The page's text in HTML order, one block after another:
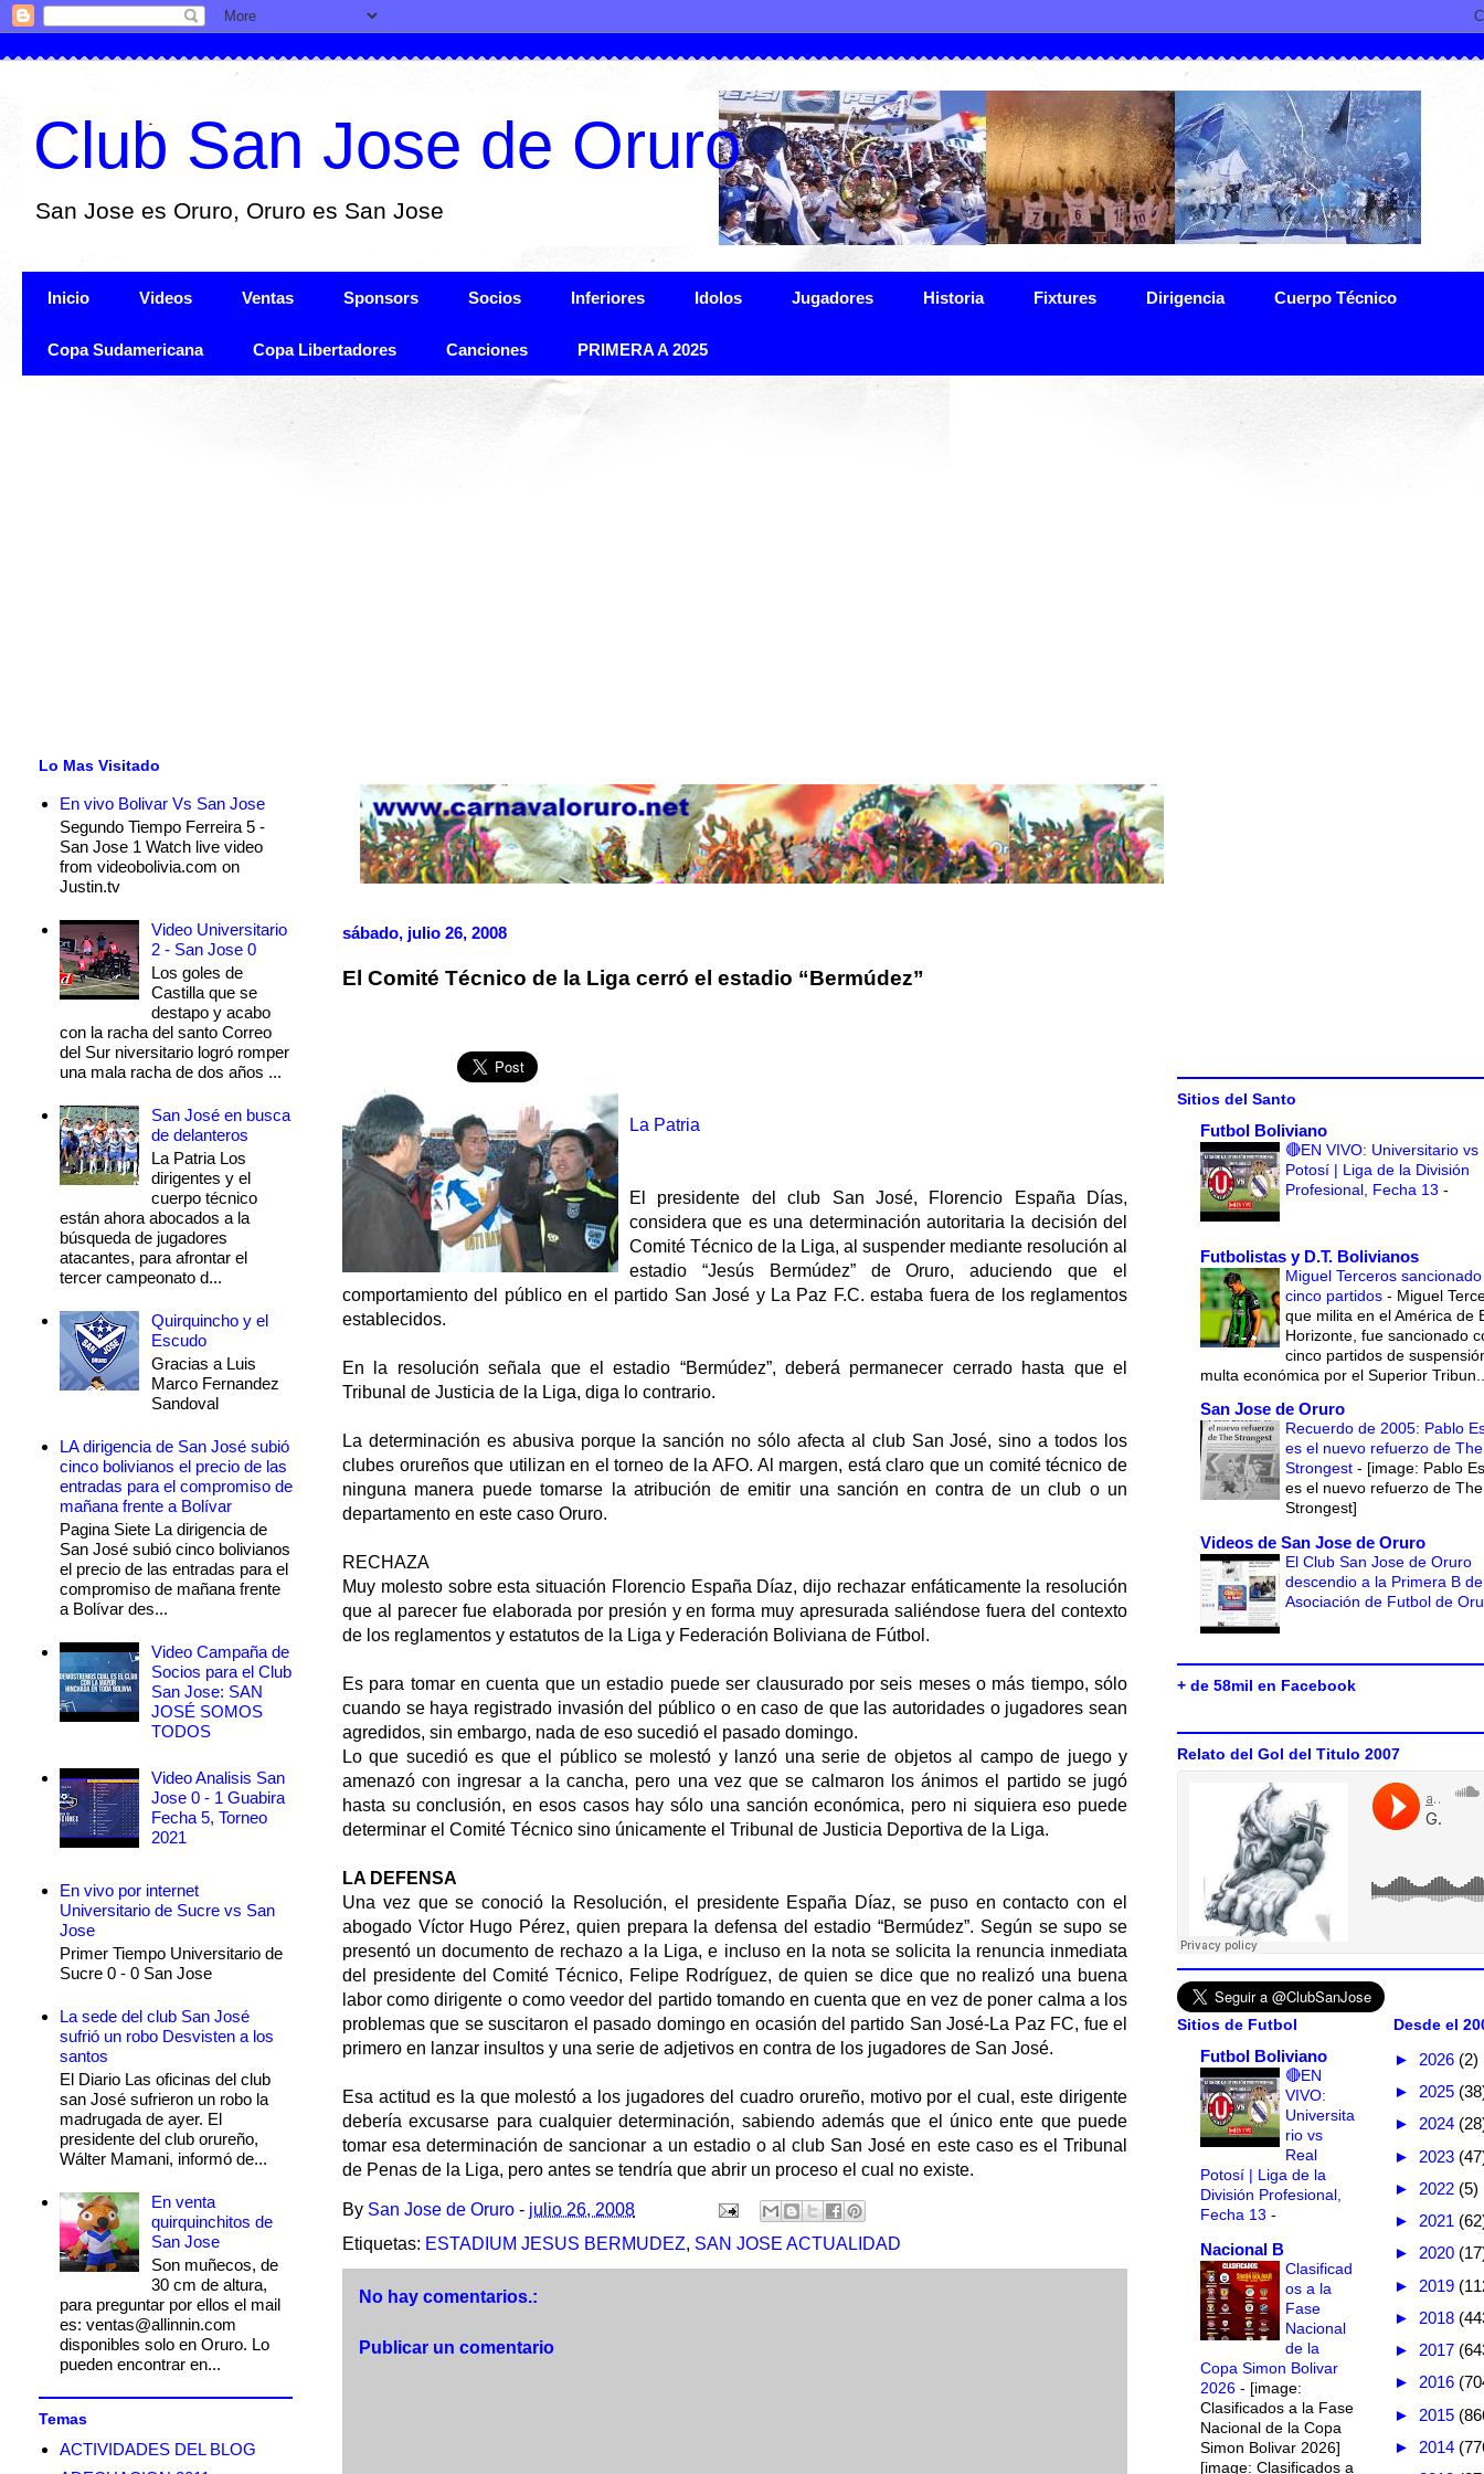
Club San Jose de Oruro
San Jose es Oruro, Oruro es San Jose
Inicio Videos Ventas Sponsors Socios Inferiores Idolos Jugadores Historia Fixtures Dirigencia Cuerpo Técnico
Copa Sudamericana Copa Libertadores Canciones PRIMERA A 2025
sábado, julio 26, 2008
El Comité Técnico de la Liga cerró el estadio “Bermúdez”
La Patria
El presidente del club San José, Florencio España Días,
considera que es una determinación autoritaria la decisión del
Comité Técnico de la Liga, al suspender mediante resolución al
estadio “Jesús Bermúdez” de Oruro, aduciendo que el
comportamiento del público en el partido San José y La Paz F.C. estaba fuera de los reglamentos
establecidos.
En la resolución señala que el estadio “Bermúdez”, deberá permanecer cerrado hasta que el
Tribunal de Justicia de la Liga, diga lo contrario.
La determinación es abusiva porque la sanción no sólo afecta al club San José, sino a todos los
clubes orureños que utilizan en el torneo de la AFO. Al margen, está claro que un comité técnico de
ninguna manera puede tomarse la atribución de emitir una sanción en contra de un club o un
departamento en este caso Oruro.
RECHAZA
Muy molesto sobre esta situación Florencio España Díaz, dijo rechazar enfáticamente la resolución
que al parecer fue elaborada por presión y en forma muy apresurada saliéndose fuera del contexto
de los reglamentos y estatutos de la Liga y Federación Boliviana de Fútbol.
Es para tomar en cuenta que un estadio puede ser clausurado por seis meses o más tiempo, sólo
cuando se haya registrado invasión del público o en caso de que las autoridades o jugadores sean
agredidos, sin embargo, nada de eso sucedió el pasado domingo.
Lo que sucedió es que el público se molestó y lanzó una serie de objetos al campo de juego y
amenazó con ingresar a la cancha, pero una vez que se calmaron los ánimos el partido se jugó
hasta su conclusión, en esos casos hay sólo una sanción económica, pero ni siquiera eso puede
determinar el Comité Técnico sino únicamente el Tribunal de Justicia Deportiva de la Liga.
LA DEFENSA
Una vez que se conoció la Resolución, el presidente España Díaz, se puso en contacto con el
abogado Víctor Hugo Pérez, quien prepara la defensa del estadio “Bermúdez”. Según se supo se
presentó un documento de rechazo a la Liga, e incluso en la nota se solicita la renuncia inmediata
del presidente del Comité Técnico, Felipe Rodríguez, de quien se dice que no realizó una buena
labor como dirigente o como veedor del partido tomando en cuenta que en vez de poner calma a los
problemas que se suscitaron el pasado domingo en ocasión del partido San José-La Paz FC, fue el
primero en lanzar insultos y una serie de adjetivos en contra de los jugadores de San José.
Esa actitud es la que molestó a los jugadores del cuadro orureño, motivo por el cual, este dirigente
debería excusarse para cualquier determinación, sabiendo además que el único ente que puede
tomar esa determinación de sancionar a un estadio o al club San José en este caso es el Tribunal
de Penas de la Liga, pero antes se tendría que abrir un proceso el cual no existe.
By San Jose de Oruro - julio 26, 2008
Etiquetas: ESTADIUM JESUS BERMUDEZ, SAN JOSE ACTUALIDAD
No hay comentarios.:
Publicar un comentario
Lo Mas Visitado
En vivo Bolivar Vs San Jose
Segundo Tiempo Ferreira 5 -
San Jose 1 Watch live video
from videobolivia.com on
Justin.tv
Video Universitario
2 - San Jose 0
Los goles de
Castilla que se
destapo y acabo
con la racha del santo Correo
del Sur niversitario logró romper
una mala racha de dos años ...
San José en busca
de delanteros
La Patria Los
dirigentes y el
cuerpo técnico
están ahora abocados a la
búsqueda de jugadores
atacantes, para afrontar el
tercer campeonato d...
Quirquincho y el
Escudo
Gracias a Luis
Marco Fernandez
Sandoval
LA dirigencia de San José subió
cinco bolivianos el precio de las
entradas para el compromiso de
mañana frente a Bolívar
Pagina Siete La dirigencia de
San José subió cinco bolivianos
el precio de las entradas para el
compromiso de mañana frente
a Bolívar des...
Video Campaña de
Socios para el Club
San Jose: SAN
JOSÉ SOMOS
TODOS
Video Analisis San
Jose 0 - 1 Guabira
Fecha 5, Torneo
2021
En vivo por internet
Universitario de Sucre vs San
Jose
Primer Tiempo Universitario de
Sucre 0 - 0 San Jose
La sede del club San José
sufrió un robo Desvisten a los
santos
El Diario Las oficinas del club
san José sufrieron un robo la
madrugada de ayer. El
presidente del club orureño,
Wálter Mamani, informó de...
En venta
quirquinchitos de
San Jose
Son muñecos, de
30 cm de altura,
para preguntar por ellos el mail
es: ventas@allinnin.com
disponibles solo en Oruro. Lo
pueden encontrar en...
Temas
ACTIVIDADES DEL BLOG
Sitios del Santo
Futbol Boliviano
🔴EN VIVO: Universitario vs
Potosí | Liga de la División
Profesional, Fecha 13 -
Futbolistas y D.T. Bolivianos
Miguel Terceros
cinco partidos - Miguel
que milita en el América de
Horizonte, fue sancionado
cinco partidos de
multa económica por el Superior
San Jose de Oruro
Recuerdo de 2005: Pablo
es el nuevo refuerzo de The
Strongest - [image: Pablo
es el nuevo refuerzo de The
Strongest]
Videos de San Jose de Oruro
El Club San Jose de Oruro
descendio a la Primera B
Asociación de Futbol de
+ de 58mil en Facebook
Relato del Gol del Titulo 2007
Sitios de Futbol
Futbol Boliviano
🔴EN
VIVO:
Universita
rio vs
Real
Potosí | Liga de la
División Profesional,
Fecha 13 -
Nacional B
Clasificad
os a la
Fase
Nacional
de la
Copa Simon Bolivar
2026 - [image:
Clasificados a la Fase
Nacional de la Copa
Simon Bolivar 2026]
[image: Clasificados a
Desde el
► 2026 (2)
► 2025
► 2024
► 2023
► 2022 (5)
► 2021
► 2020
► 2019
► 2018
► 2017
► 2016
► 2015
► 2014